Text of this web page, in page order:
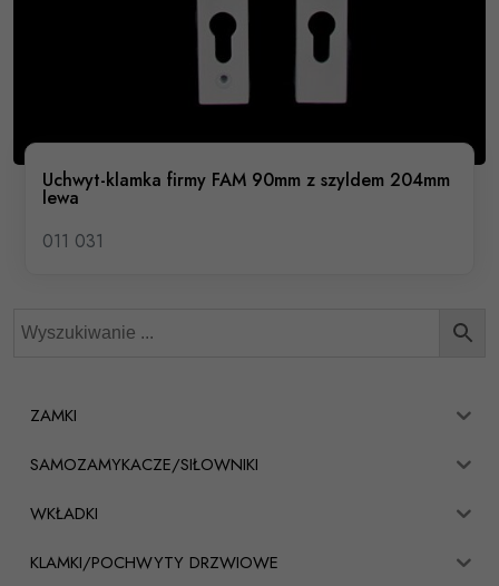
Uchwyt-klamka firmy FAM 90mm z szyldem 204mm
lewa
011 031
ZAMKI
SAMOZAMYKACZE/SIŁOWNIKI
WKŁADKI
KLAMKI/POCHWYTY DRZWIOWE